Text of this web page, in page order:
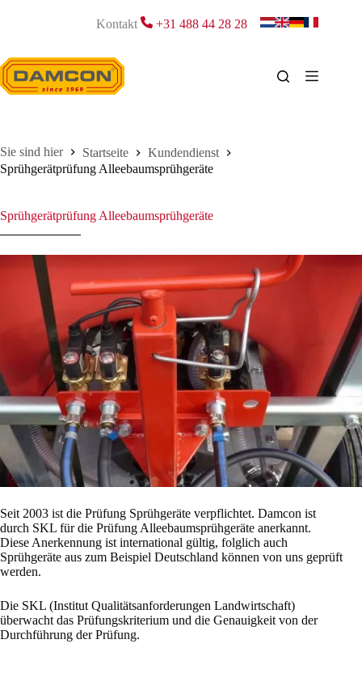
Kontakt +31 488 44 28 28
Startseite
Kundendienst
Sprühgerätprüfung Alleebaumsprühgeräte
Sprühgerätprüfung Alleebaumsprühgeräte
Seit 2003 ist die Prüfung Sprühgeräte verpflichtet. Damcon ist
durch SKL für die Prüfung Alleebaumsprühgeräte anerkannt.
Diese Anerkennung ist international gültig, folglich auch
Sprühgeräte aus zum Beispiel Deutschland können von uns geprüft
werden.
Die SKL (Institut Qualitätsanforderungen Landwirtschaft)
überwacht das Prüfungskriterium und die Genauigkeit von der
Durchführung der Prüfung.